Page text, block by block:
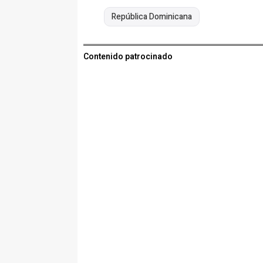
República Dominicana
Contenido patrocinado